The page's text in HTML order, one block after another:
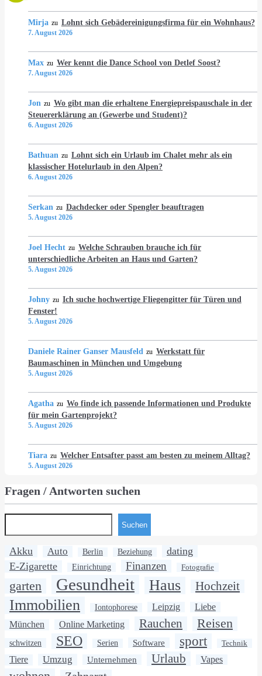
Mirja zu Lohnt sich Gebädereinigungsfirma für ein Wohnhaus?
7. August 2026
Max zu Wer kennt die Dance School von Detlef Soost?
7. August 2026
Jon zu Wo gibt man die erhaltene Energiepreispauschale in der
Steuererklärung an (Gewerbe und Student)?
6. August 2026
Bathuan zu Lohnt sich ein Urlaub im Chalet mehr als ein
klassischer Hotelurlaub in den Alpen?
6. August 2026
Serkan zu Dachdecker oder Spengler beauftragen
5. August 2026
Joel Hecht zu Welche Schrauben brauche ich für
unterschiedliche Arbeiten an Haus und Garten?
5. August 2026
Johny zu Ich suche hochwertige Fliegengitter für Türen und
Fenster!
5. August 2026
Daniele Rainer Ganser Mausfeld zu Werkstatt für
Baumaschinen in München und Umgebung
5. August 2026
Agatha zu Wo finde ich passende Informationen und Produkte
für mein Gartenprojekt?
5. August 2026
Tiara zu Welcher Entsafter passt am besten zu meinem Alltag?
5. August 2026
Fragen / Antworten suchen
Suchen
Akku Auto Berlin Beziehung
dating
E-Zigarette
Einrichtung Finanzen Fotografie
garten Gesundheit Haus Hochzeit
Immobilien Iontophorese Leipzig Liebe
München Online Marketing Rauchen Reisen
schwitzen SEO Serien Software sport Technik
Tiere Umzug Unternehmen Urlaub Vapes